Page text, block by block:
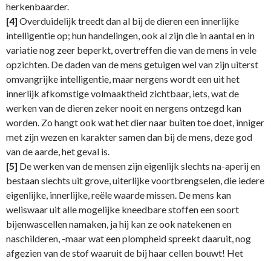
herkenbaarder.
[4] Overduidelijk treedt dan al bij de dieren een innerlijke
intelligentie op; hun handelingen, ook al zijn die in aantal en in
variatie nog zeer beperkt, overtreffen die van de mens in vele
opzichten. De daden van de mens getuigen wel van zijn uiterst
omvangrijke intelligentie, maar nergens wordt een uit het
innerlijk afkomstige volmaaktheid zichtbaar, iets, wat de
werken van de dieren zeker nooit en nergens ontzegd kan
worden. Zo hangt ook wat het dier naar buiten toe doet, inniger
met zijn wezen en karakter samen dan bij de mens, deze god
van de aarde, het geval is.
[5] De werken van de mensen zijn eigenlijk slechts na-aperij en
bestaan slechts uit grove, uiterlijke voortbrengselen, die iedere
eigenlijke, innerlijke, reële waarde missen. De mens kan
weliswaar uit alle mogelijke kneedbare stoffen een soort
bijenwascellen namaken, ja hij kan ze ook natekenen en
naschilderen, -maar wat een plompheid spreekt daaruit, nog
afgezien van de stof waaruit de bij haar cellen bouwt! Het